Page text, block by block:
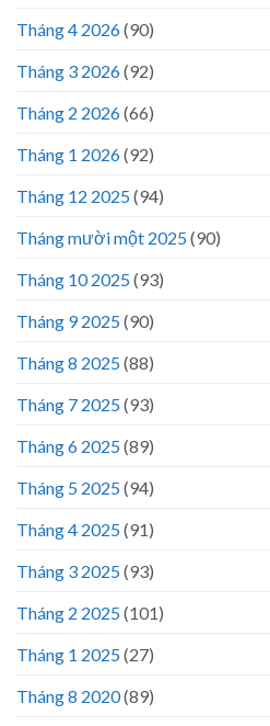
Tháng 4 2026(90)
Tháng 3 2026(92)
Tháng 2 2026(66)
Tháng 1 2026(92)
Tháng 12 2025(94)
Tháng mười một 2025(90)
Tháng 10 2025(93)
Tháng 9 2025(90)
Tháng 8 2025(88)
Tháng 7 2025(93)
Tháng 6 2025(89)
Tháng 5 2025(94)
Tháng 4 2025(91)
Tháng 3 2025(93)
Tháng 2 2025(101)
Tháng 1 2025(27)
Tháng 8 2020(89)